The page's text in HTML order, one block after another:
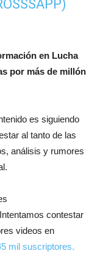
en Lucha
por más de millón
es siguiendo
al tanto de las
análisis y rumores
contestar
videos en
mil suscriptores.